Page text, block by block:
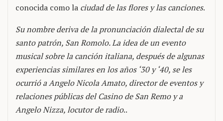
conocida como la ciudad de las flores y las canciones.
Su nombre deriva de la pronunciación dialectal de su
santo patrón, San Romolo. La idea de un evento
musical sobre la canción italiana, después de algunas
experiencias similares en los años ‘30 y ‘40, se les
ocurrió a Angelo Nicola Amato, director de eventos y
relaciones públicas del Casino de San Remo y a
Angelo Nizza, locutor de radio..